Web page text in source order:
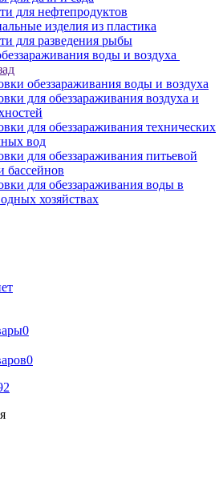
для нефтепродуктов
изделия из пластика
для разведения рыбы
воды и воздуха
обеззараживания воды и воздуха
для обеззараживания воздуха и
для обеззараживания технических
вод
для обеззараживания питьевой
бассейнов
для обеззараживания воды в
хозяйствах
0
0